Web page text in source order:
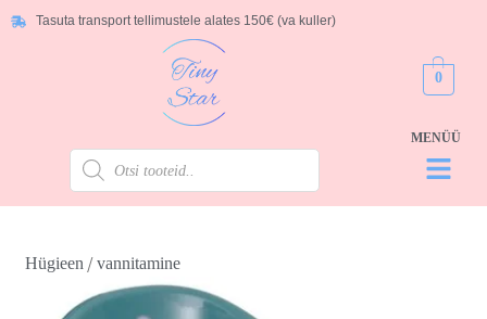
Tasuta transport tellimustele alates 150€ (va kuller)
0
Hügieen/vannitamine